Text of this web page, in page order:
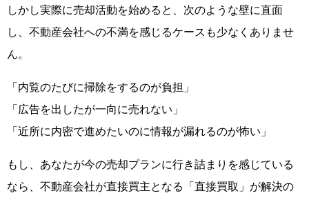
しかし実際に売却活動を始めると、次のような壁に直面
し、不動産会社への不満を感じるケースも少なくありませ
ん。
「内覧のたびに掃除をするのが負担」
「広告を出したが一向に売れない」
「近所に内密で進めたいのに情報が漏れるのが怖い」
もし、あなたが今の売却プランに行き詰まりを感じている
なら、不動産会社が直接買主となる「直接買取」が解決の